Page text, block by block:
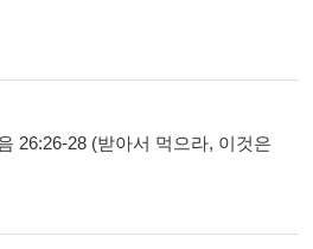
26:26-28 (받아서 먹으라, 이것은